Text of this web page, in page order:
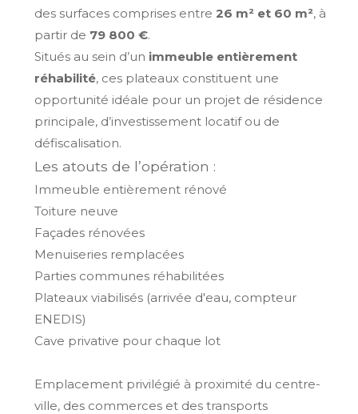
des surfaces comprises entre 26 m² et 60 m², à
partir de 79 800 €.
Situés au sein d’un immeuble entièrement
réhabilité, ces plateaux constituent une
opportunité idéale pour un projet de résidence
principale, d’investissement locatif ou de
défiscalisation.
Les atouts de l’opération :
Immeuble entièrement rénové
Toiture neuve
Façades rénovées
Menuiseries remplacées
Parties communes réhabilitées
Plateaux viabilisés (arrivée d'eau, compteur
ENEDIS)
Cave privative pour chaque lot
Emplacement privilégié à proximité du centre-
ville, des commerces et des transports